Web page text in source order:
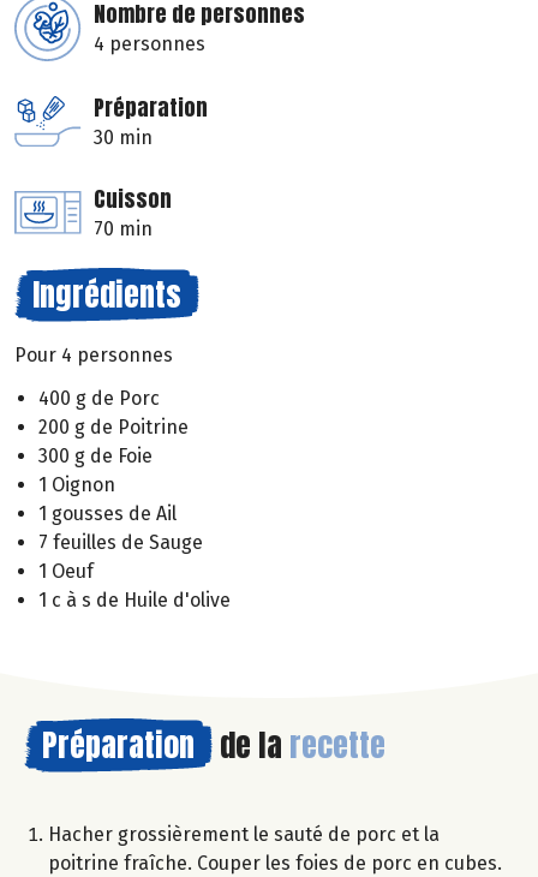
Nombre de personnes
4 personnes
Préparation
30 min
Cuisson
70 min
Ingrédients
Pour 4 personnes
400 g de Porc
200 g de Poitrine
300 g de Foie
1 Oignon
1 gousses de Ail
7 feuilles de Sauge
1 Oeuf
1 c à s de Huile d'olive
Préparation de la recette
Hacher grossièrement le sauté de porc et la
poitrine fraîche. Couper les foies de porc en cubes.